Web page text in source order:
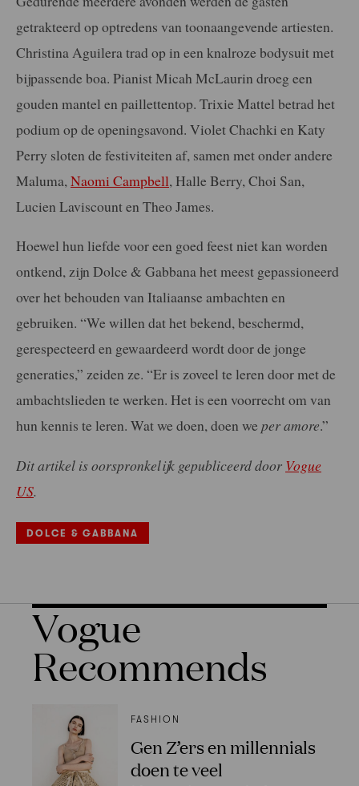
getrakteerd op optredens van toonaangevende artiesten.
Christina Aguilera trad op in een knalroze bodysuit met
bijpassende boa. Pianist Micah McLaurin droeg een
gouden mantel en paillettentop. Trixie Mattel betrad het
podium op de openingsavond. Violet Chachki en Katy
Perry sloten de festiviteiten af, samen met onder andere
Maluma, Naomi Campbell, Halle Berry, Choi San,
Lucien Laviscount en Theo James.
Hoewel hun liefde voor een goed feest niet kan worden
ontkend, zijn Dolce & Gabbana het meest gepassioneerd
over het behouden van Italiaanse ambachten en
gebruiken. “We willen dat het bekend, beschermd,
gerespecteerd en gewaardeerd wordt door de jonge
generaties,” zeiden ze. “Er is zoveel te leren door met de
ambachtslieden te werken. Het is een voorrecht om van
hun kennis te leren. Wat we doen, doen we per amore.”
Dit artikel is oorspronkelijk gepubliceerd door Vogue
US.
DOLCE & GABBANA
Vogue
Recommends
FASHION
Gen Z’ers en millennials
doen te veel